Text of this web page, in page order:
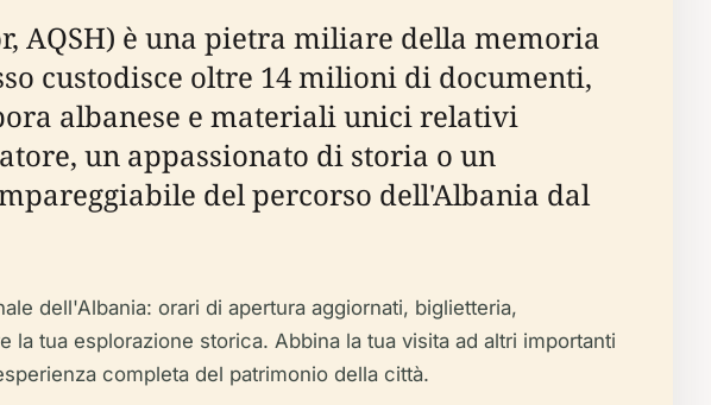
AQSH) è una pietra miliare della memoria
custodisce oltre 14 milioni di documenti,
albanese e materiali unici relativi
un appassionato di storia o un
del percorso dell'Albania dal
dell'Albania: orari di apertura aggiornati, biglietteria,
tua esplorazione storica. Abbina la tua visita ad altri importanti
completa del patrimonio della città.